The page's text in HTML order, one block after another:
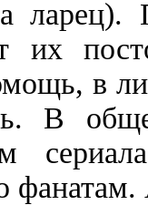
ларец).
их
в
В